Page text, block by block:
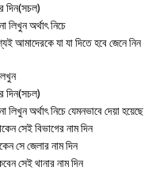
দিন(সচল)
লিখুন অর্থাৎ নিচে
আমাদেরকে যা যা দিতে হবে জেনে নিন
দিন(সচল)
লিখুন অর্থাৎ নিচে যেমনভাবে দেয়া হয়েছে
সেই বিভাগের নাম দিন
সে জেলার নাম দিন
সেই থানার নাম দিন